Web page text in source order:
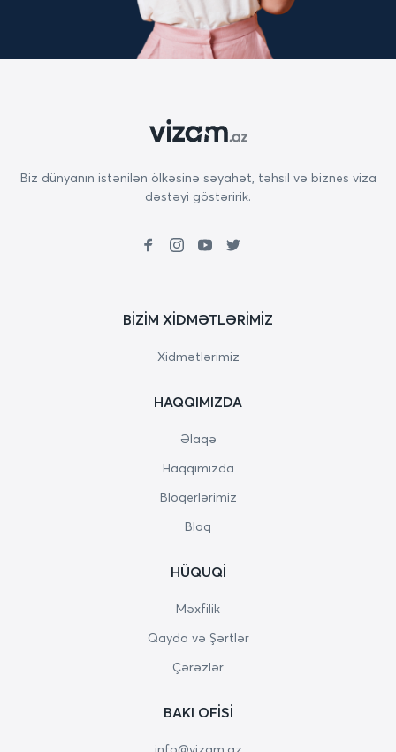
Biz dünyanın istənilən ölkəsinə səyahət, təhsil və biznes viza
dəstəyi göstəririk.
BIZIM XIDMƏTLƏRIMIZ
Xidmətlərimiz
HAQQIMIZDA
Əlaqə
Haqqımızda
Bloqerlərimiz
Bloq
HÜQUQI
Məxfilik
Qayda və Şərtlər
Çərəzlər
BAKI OFISI